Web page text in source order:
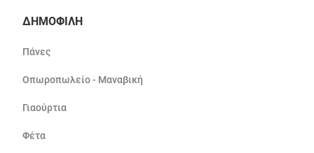
ΔΗΜΟΦΙΛΗ
Πάνες
Οπωροπωλείο - Μαναβική
Γιαούρτια
Φέτα